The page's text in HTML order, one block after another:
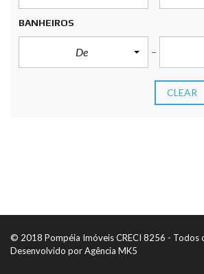
BANHEIROS
De
CLEAR
© 2018 Pompéia Imóveis CRECI 8256 - Todos
Desenvolvido porAgência MK5